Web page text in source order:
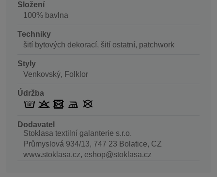
Složení
100% bavlna
Techniky
šití bytových dekorací, šití ostatní, patchwork
Styly
Venkovský, Folklor
Údržba
Dodavatel
Stoklasa textilní galanterie s.r.o.
Průmyslová 934/13, 747 23 Bolatice, CZ
www.stoklasa.cz, eshop@stoklasa.cz